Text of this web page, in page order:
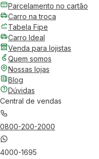
Parcelamento no cartão
Carro na troca
Tabela Fipe
Carro Ideal
Venda para lojistas
Quem somos
Nossas lojas
Blog
Dúvidas
Central de vendas
0800-200-2000
4000-1695